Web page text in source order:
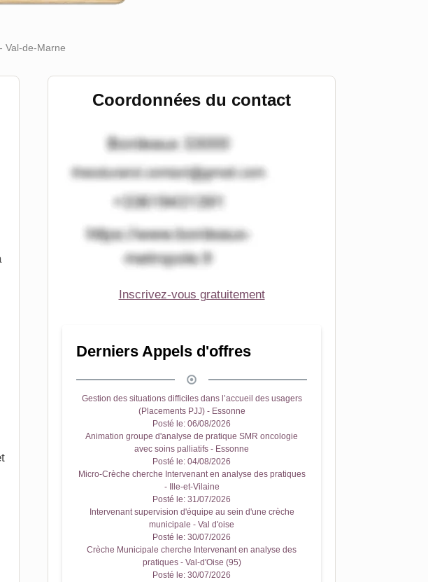
Val-de-Marne
Coordonnées du contact
Inscrivez-vous gratuitement
Derniers Appels d'offres
Gestion des situations difficiles dans l’accueil des usagers
(Placements PJJ) - Essonne
Posté le: 06/08/2026
Animation groupe d'analyse de pratique SMR oncologie
avec soins palliatifs - Essonne
Posté le: 04/08/2026
Micro-Crèche cherche Intervenant en analyse des pratiques
- Ille-et-Vilaine
Posté le: 31/07/2026
Intervenant supervision d'équipe au sein d'une crèche
municipale - Val d'oise
Posté le: 30/07/2026
Crèche Municipale cherche Intervenant en analyse des
pratiques - Val-d'Oise (95)
Posté le: 30/07/2026